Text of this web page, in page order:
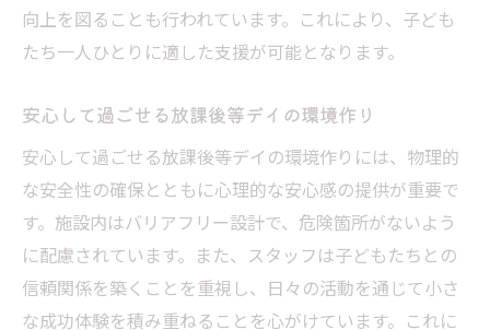
向上を図ることも行われています。これにより、子ども
たち一人ひとりに適した支援が可能となります。
安心して過ごせる放課後等デイの環境作り
安心して過ごせる放課後等デイの環境作りには、物理的
な安全性の確保とともに心理的な安心感の提供が重要で
す。施設内はバリアフリー設計で、危険箇所がないよう
に配慮されています。また、スタッフは子どもたちとの
信頼関係を築くことを重視し、日々の活動を通じて小さ
な成功体験を積み重ねることを心がけています。これに